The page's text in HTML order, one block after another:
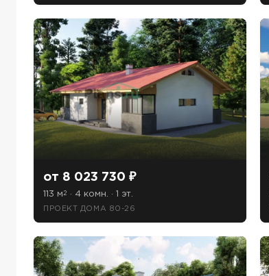
от 8 023 730 ₽
113 м2 · 4 комн. · 1 эт.
ПРОЕКТ ДОМА 80-26